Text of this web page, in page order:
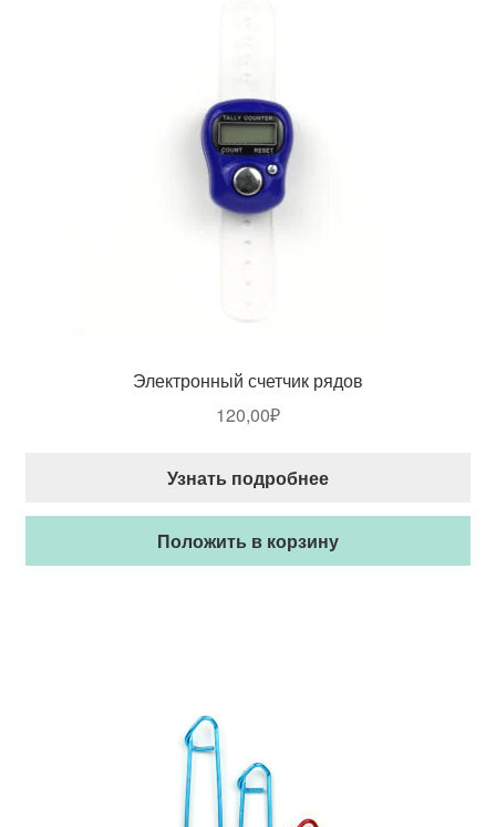
Электронный счетчик рядов
120,00₽
Узнать подробнее
Положить в корзину